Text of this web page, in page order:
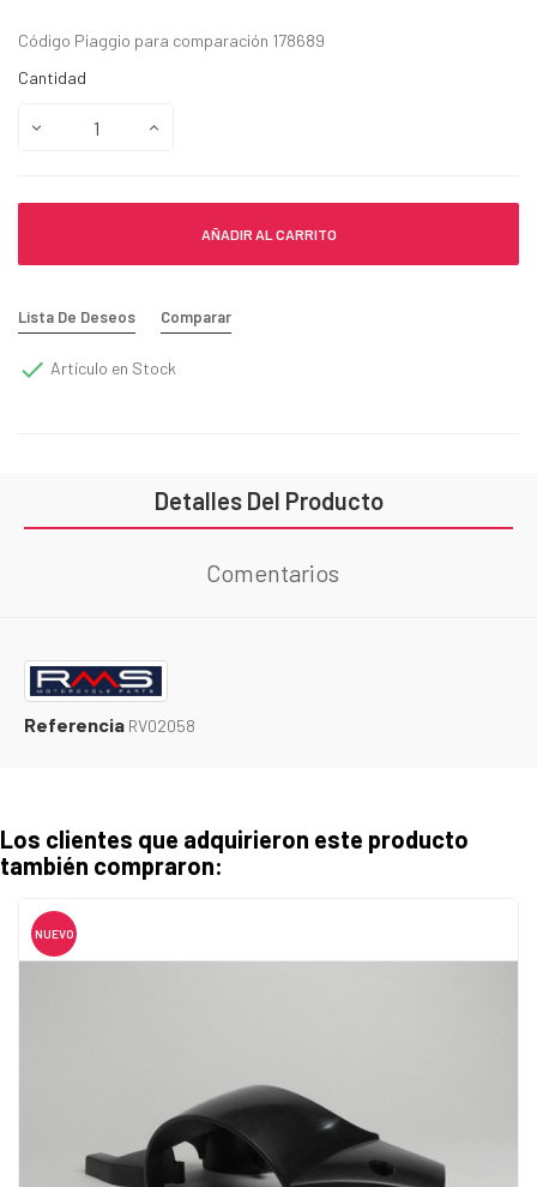
Código Piaggio para comparación 178689
Cantidad
AÑADIR AL CARRITO
Lista De Deseos Comparar
 Artículo en Stock
Detalles Del Producto
Comentarios
Referencia RV02058
Los clientes que adquirieron este producto
también compraron:
NUEVO